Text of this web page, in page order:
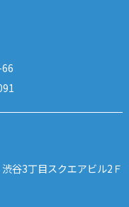
3丁目スクエアビル2Ｆ